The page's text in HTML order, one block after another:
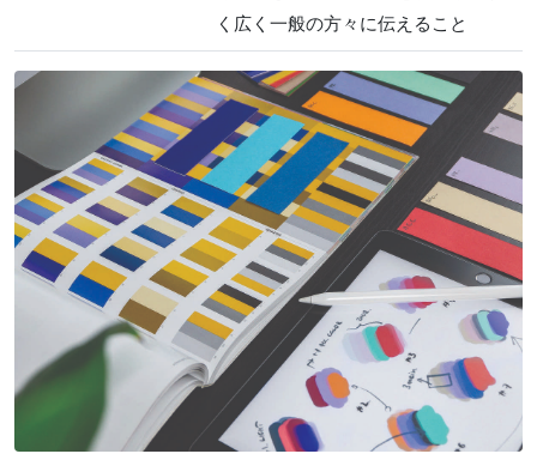
く広く一般の方々に伝えること